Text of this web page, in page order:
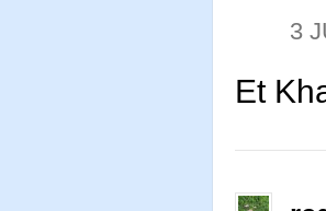
3
Et